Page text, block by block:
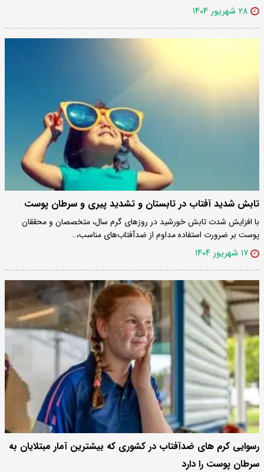
۲۸ شهریور ۱۴۰۴
تابش شدید آفتاب در تابستان و تشدید پیری و سرطان پوست
با افزایش شدت تابش خورشید در روزهای گرم سال، متخصصان و محققان
پوست بر ضرورت استفاده مداوم از ضدآفتاب‌های مناسب،…
۱۷ شهریور ۱۴۰۴
رسوایی کرم های ضدآفتاب در کشوری که بیشترین آمار مبتلایان به
سرطان پوست را دارد